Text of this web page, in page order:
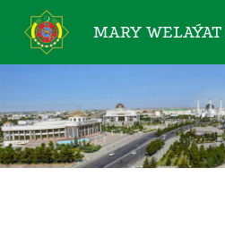
MARY WELAÝAT